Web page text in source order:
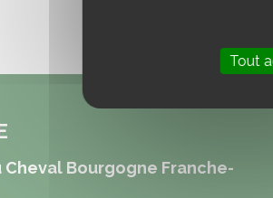
Cheval Bourgogne Franche-
Tout